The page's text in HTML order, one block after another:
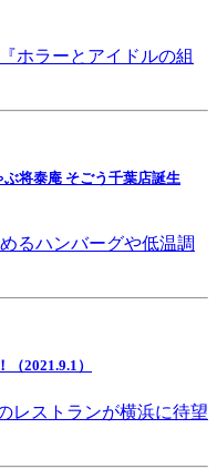
ホラーとアイドルの組
将泰庵 そごう千葉店誕生
るハンバーグや低温調
2021.9.1）
レストランが横浜に待望